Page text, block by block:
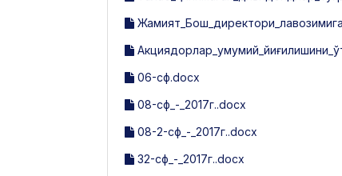
06-сф.docx
08-сф_-_2017г..docx
08-2-сф_-_2017г..docx
32-сф_-_2017г..docx